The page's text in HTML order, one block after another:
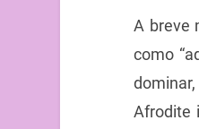
A breve
como
dominar,
Afrodite